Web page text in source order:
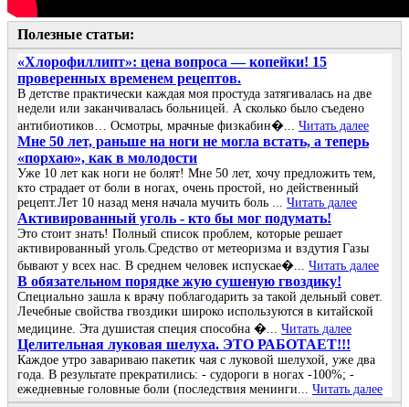
Полезные статьи:
«Хлорофиллипт»: цена вопроса — копейки! 15
проверенных временем рецептов.
В детстве практически каждая моя простуда затягивалась на две
недели или заканчивалась больницей. А сколько было съедено
антибиотиков… Осмотры, мрачные физкабин�... Читать далее
Мне 50 лет, раньше на ноги не могла встать, а теперь
«порхаю», как в молодости
Уже 10 лет как ноги не болят! Мне 50 лет, хочу предложить тем,
кто страдает от боли в ногах, очень простой, но действенный
рецепт.Лет 10 назад меня начала мучить боль ... Читать далее
Активированный уголь - кто бы мог подумать!
Это стоит знать! Полный список проблем, которые решает
активированный уголь.Средство от метеоризма и вздутия Газы
бывают у всех нас. В среднем человек испускае�... Читать далее
В обязательном порядке жую сушеную гвоздику!
Специально зашла к врачу поблагодарить за такой дельный совет.
Лечебные свойства гвоздики широко используются в китайской
медицине. Эта душистая специя способна �... Читать далее
Целительная луковая шелуха. ЭТО РАБОТАЕТ!!!
Каждое утро завариваю пакетик чая с луковой шелухой, уже два
года. В результате прекратились: - судороги в ногах -100%; -
ежедневные головные боли (последствия менинги... Читать далее